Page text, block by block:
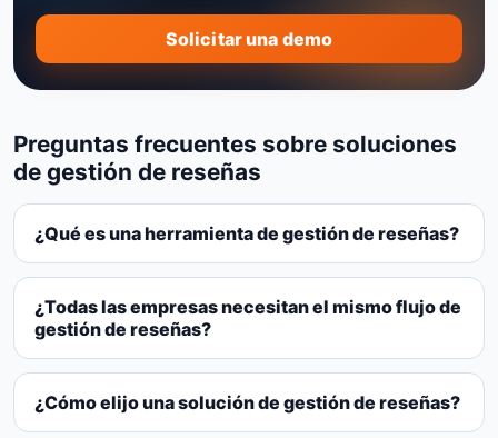
Solicitar una demo
Preguntas frecuentes sobre soluciones
de gestión de reseñas
¿Qué es una herramienta de gestión de reseñas?
¿Todas las empresas necesitan el mismo flujo de
gestión de reseñas?
¿Cómo elijo una solución de gestión de reseñas?